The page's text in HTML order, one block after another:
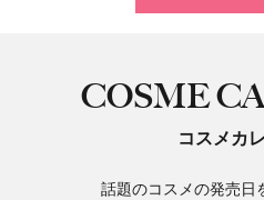
COSME
コスメカ
話題のコスメの発売日